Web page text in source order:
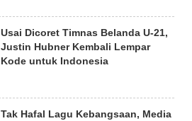
Usai Dicoret Timnas Belanda U-21,
Justin Hubner Kembali Lempar
Kode untuk Indonesia
Tak Hafal Lagu Kebangsaan, Media